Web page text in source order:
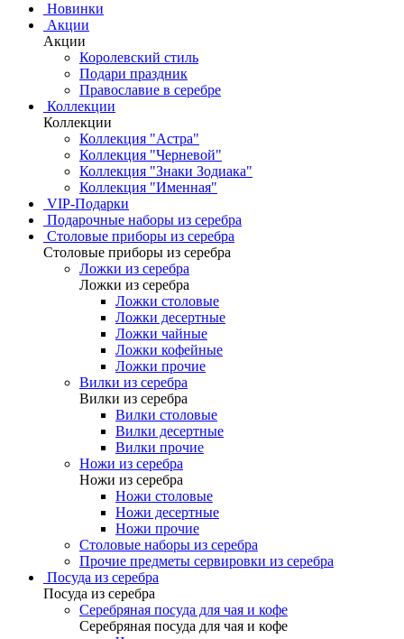
Новинки
Акции
Акции
Королевский стиль
Подари праздник
Православие в серебре
Коллекции
Коллекции
Коллекция "Астра"
Коллекция "Черневой"
Коллекция "Знаки Зодиака"
Коллекция "Именная"
VIP-Подарки
Подарочные наборы из серебра
Столовые приборы из серебра
Столовые приборы из серебра
Ложки из серебра
Ложки из серебра
Ложки столовые
Ложки десертные
Ложки чайные
Ложки кофейные
Ложки прочие
Вилки из серебра
Вилки из серебра
Вилки столовые
Вилки десертные
Вилки прочие
Ножи из серебра
Ножи из серебра
Ножи столовые
Ножи десертные
Ножи прочие
Столовые наборы из серебра
Прочие предметы сервировки из серебра
Посуда из серебра
Посуда из серебра
Серебряная посуда для чая и кофе
Серебряная посуда для чая и кофе